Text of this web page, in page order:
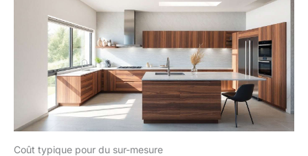
Coût typique pour du sur-mesure